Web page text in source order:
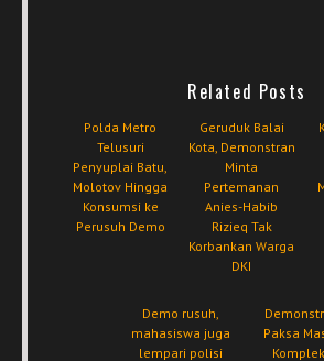
Related Posts
Polda Metro
Telusuri
Penyuplai Batu,
Molotov Hingga
Konsumsi ke
Perusuh Demo
Geruduk Balai
Kota, Demonstran
Minta
Pertemanan
Anies-Habib
Rizieq Tak
Korbankan Warga
DKI
Demo rusuh,
mahasiswa juga
lempari polisi
Paksa